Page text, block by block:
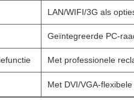
LAN/WIFI/3G als
Geïntegreerde PC-
Met professionele
Met DVI/VGA-